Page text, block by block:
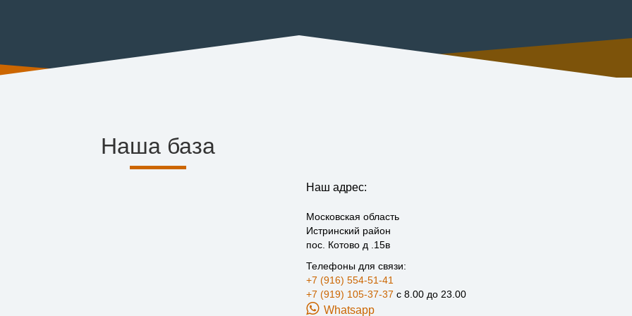
Наша база
Наш адрес:
Московская область
Истринский район
пос. Котово д .15в
Телефоны для связи:
+7 (916) 554-51-41
+7 (919) 105-37-37 с 8.00 до 23.00
Whatsapp